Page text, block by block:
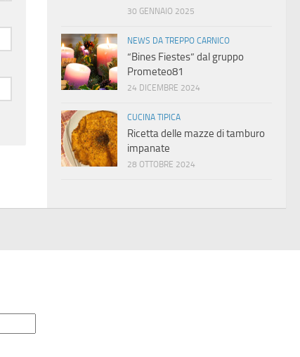
30 GENNAIO 2025
NEWS DA TREPPO CARNICO
“Bines Fiestes” dal gruppo
Prometeo81
24 DICEMBRE 2024
CUCINA TIPICA
Ricetta delle mazze di tamburo
impanate
28 OTTOBRE 2024